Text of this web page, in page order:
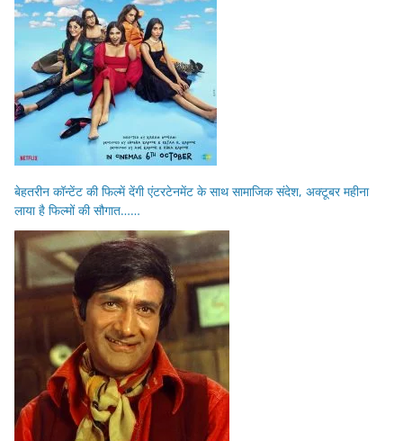
बेहतरीन कॉन्टेंट की फिल्में देंगी एंटरटेनमेंट के साथ सामाजिक संदेश, अक्टूबर महीना
लाया है फिल्मों की सौगात……